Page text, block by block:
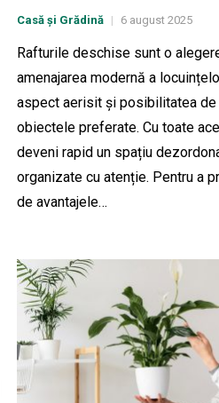
Casă și Grădină | 6 august 2025
Rafturile deschise sunt o
amenajarea modernă a
aspect aerisit și posibilitatea de
obiectele preferate. Cu toate
deveni rapid un spațiu
organizate cu atenție. Pentru a
de avantajele…